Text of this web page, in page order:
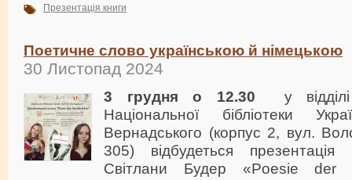
Презентація книги
Поетичне слово українською й німецькою
30 Листопад 2024
3 грудня о 12.30
у
Національної бібліотеки
Вернадського (корпус 2, вул.
305) відбудеться презентація
Світлани Будер «Poesie der